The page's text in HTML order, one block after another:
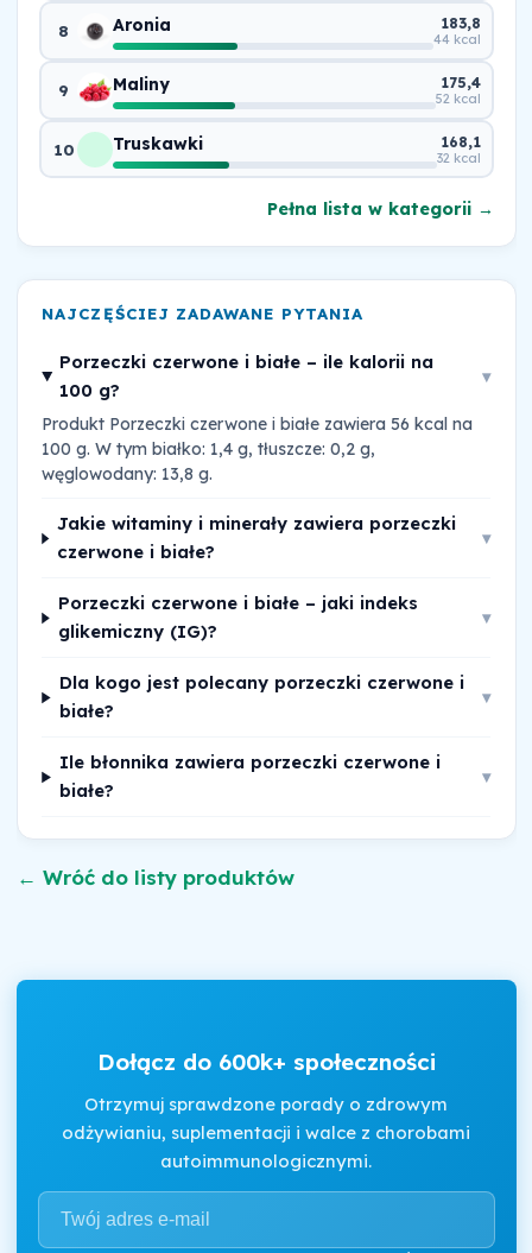
8 Aronia 183,8
44 kcal
9 Maliny 175,4
52 kcal
10 Truskawki 168,1
32 kcal
Pełna lista w kategorii →
NAJCZĘŚCIEJ ZADAWANE PYTANIA
Porzeczki czerwone i białe – ile kalorii na
100 g?
▾
Produkt Porzeczki czerwone i białe zawiera 56 kcal na
100 g. W tym białko: 1,4 g, tłuszcze: 0,2 g,
węglowodany: 13,8 g.
Jakie witaminy i minerały zawiera porzeczki
czerwone i białe?
▾
Porzeczki czerwone i białe – jaki indeks
glikemiczny (IG)?
▾
Dla kogo jest polecany porzeczki czerwone i
białe?
▾
Ile błonnika zawiera porzeczki czerwone i
białe?
▾
← Wróć do listy produktów
Dołącz do 600k+ społeczności
Otrzymuj sprawdzone porady o zdrowym
odżywianiu, suplementacji i walce z chorobami
autoimmunologicznymi.